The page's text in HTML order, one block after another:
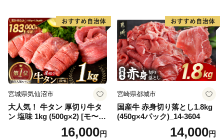
宮城県気仙沼市
大人気！ 牛タン 厚切り牛タ
ン 塩味 1kg (500g×2) [モ〜ラ
ンド 宮城県 気仙沼市 205646
60] 肉 牛肉 精肉 牛たん 牛タ
16,000円
宮崎県都城市
国産牛 赤身切り落とし1.8kg
(450g×4パック)_14-3604
14,000円